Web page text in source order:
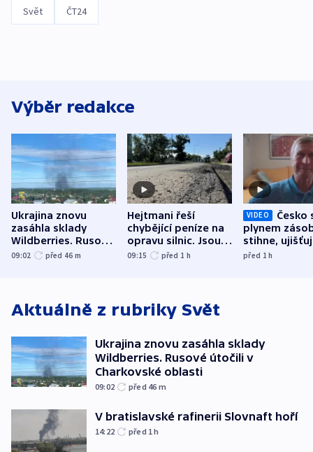
Svět ČT24
Výběr redakce
Ukrajina znovu
zasáhla sklady
Wildberries. Rusové
útočili v Charkovské
09:02 před 46 m
Hejtmani řeší
chybějící peníze na
opravu silnic. Jsou
nenárokové, namítá
09:15 před 1 h
VIDEO
Česko
plynem
stihne,
expert.
před 1h
Aktuálně z rubriky Svět
Ukrajina znovu zasáhla sklady
Wildberries. Rusové útočili v
Charkovské oblasti
09:02 před 46 m
V bratislavské rafinerii Slovnaft hoří
14:22 před 1h